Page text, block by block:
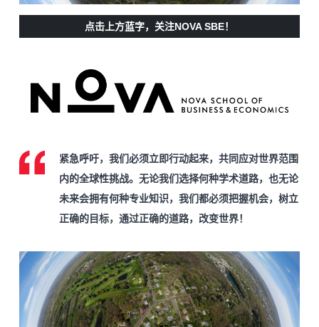
点击上方蓝字，关注NOVA SBE！
紧急呼吁，我们必须立即行动起来，共同应对世界范围
内的全球性挑战。无论我们选择何种学术道路，也无论
未来会拥有何种专业知识，我们都必须把握机会，树立
正确的目标，通过正确的道路，改变世界！